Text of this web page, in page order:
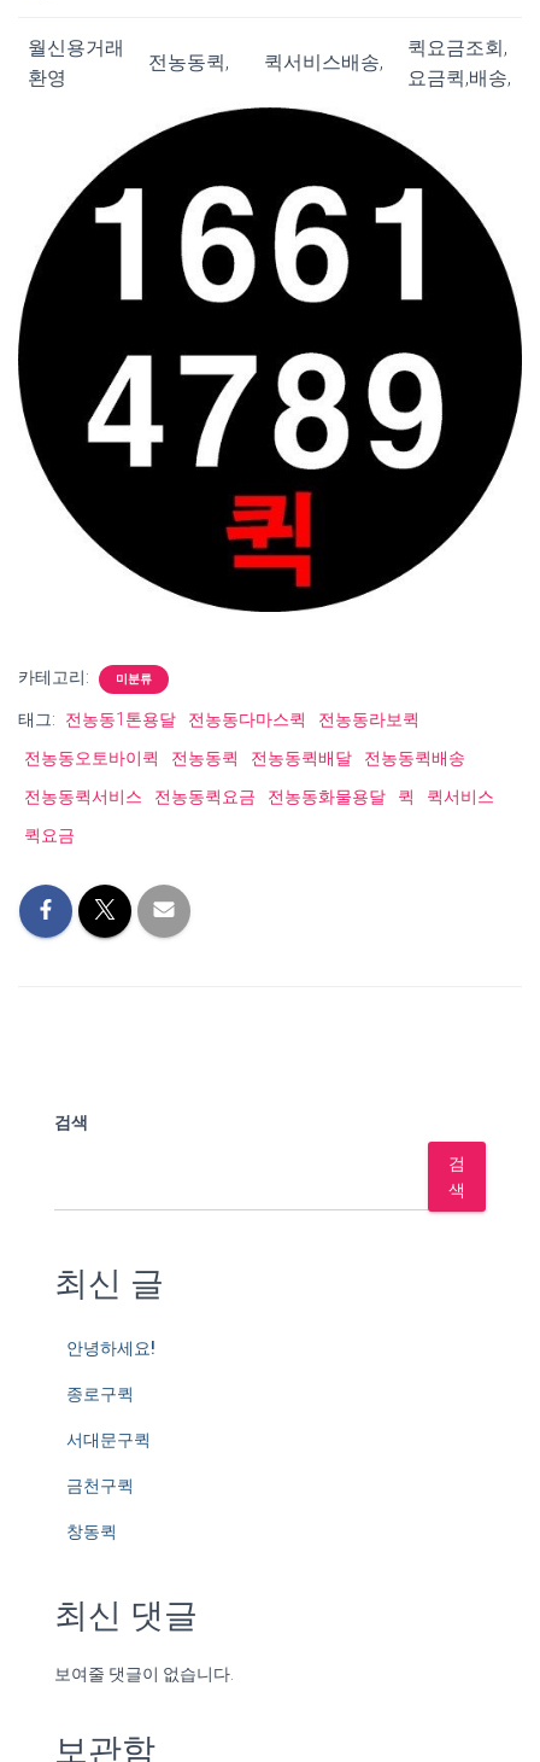
월신용거래
환영
전농동퀵, 퀵서비스배송,
퀵요금조회,
요금퀵,배송,
카테고리: 미분류
태그: 전농동1톤용달 전농동다마스퀵
전농동라보퀵
전농동오토바이퀵
전농동퀵 전농동퀵배달
전농동퀵배송
전농동퀵서비스
전농동퀵요금 전농동화물용달 퀵
퀵서비스
퀵요금
검색
검
색
최신 글
안녕하세요!
종로구퀵
서대문구퀵
금천구퀵
창동퀵
최신 댓글
보여줄 댓글이 없습니다.
보관함